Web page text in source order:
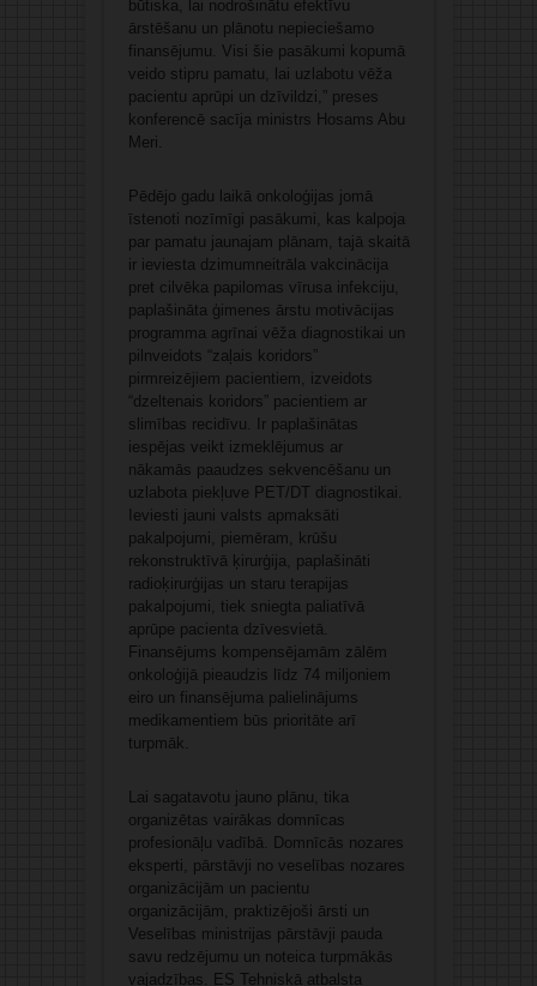
būtiska, lai nodrošinātu efektīvu
ārstēšanu un plānotu nepieciešamo
finansējumu. Visi šie pasākumi kopumā
veido stipru pamatu, lai uzlabotu vēža
pacientu aprūpi un dzīvildzi,” preses
konferencē sacīja ministrs Hosams Abu
Meri.
Pēdējo gadu laikā onkoloģijas jomā
īstenoti nozīmīgi pasākumi, kas kalpoja
par pamatu jaunajam plānam, tajā skaitā
ir ieviesta dzimumneitrāla vakcinācija
pret cilvēka papilomas vīrusa infekciju,
paplašināta ģimenes ārstu motivācijas
programma agrīnai vēža diagnostikai un
pilnveidots “zaļais koridors”
pirmreizējiem pacientiem, izveidots
“dzeltenais koridors” pacientiem ar
slimības recidīvu. Ir paplašinātas
iespējas veikt izmeklējumus ar
nākamās paaudzes sekvencēšanu un
uzlabota piekļuve PET/DT diagnostikai.
Ieviesti jauni valsts apmaksāti
pakalpojumi, piemēram, krūšu
rekonstruktīvā ķirurģija, paplašināti
radioķirurģijas un staru terapijas
pakalpojumi, tiek sniegta paliatīvā
aprūpe pacienta dzīvesvietā.
Finansējums kompensējamām zālēm
onkoloģijā pieaudzis līdz 74 miljoniem
eiro un finansējuma palielinājums
medikamentiem būs prioritāte arī
turpmāk.
Lai sagatavotu jauno plānu, tika
organizētas vairākas domnīcas
profesionāļu vadībā. Domnīcās nozares
eksperti, pārstāvji no veselības nozares
organizācijām un pacientu
organizācijām, praktizējoši ārsti un
Veselības ministrijas pārstāvji pauda
savu redzējumu un noteica turpmākās
vajadzības. ES Tehniskā atbalsta